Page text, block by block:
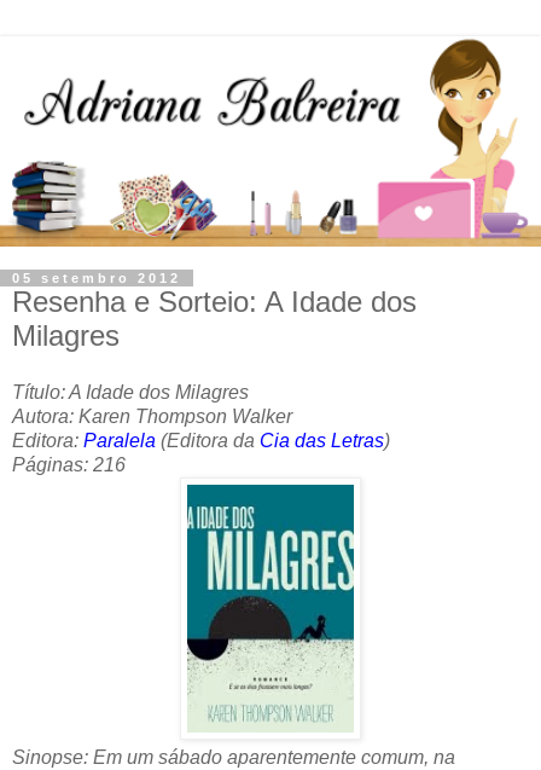
05 setembro 2012
Resenha e Sorteio: A Idade dos
Milagres
Título: A Idade dos Milagres
Autora: Karen Thompson Walker
Editora: Paralela (Editora da Cia das Letras)
Páginas: 216
Sinopse: Em um sábado aparentemente comum, na